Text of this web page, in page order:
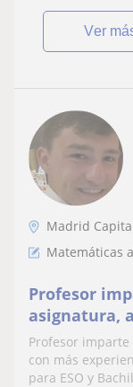
ver
Madrid
Matemáticas
Profesor
asignatura,
en
ESO y
Profesor
con más
para ESO y